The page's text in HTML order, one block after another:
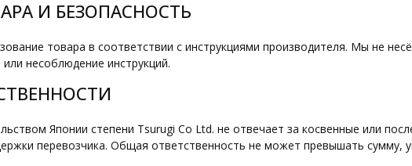
И БЕЗОПАСНОСТЬ
товара в соответствии с инструкциями производителя. Мы не
несоблюдение инструкций.
Японии степени Tsurugi Co Ltd. не отвечает за косвенные или
перевозчика. Общая ответственность не может превышать сумму,